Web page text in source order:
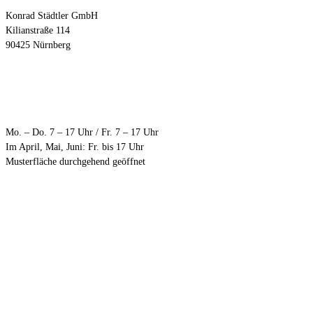
Konrad Städtler GmbH
Kilianstraße 114
90425 Nürnberg
Mo. – Do. 7 – 17 Uhr / Fr. 7 – 17 Uhr
Im April, Mai, Juni: Fr. bis 17 Uhr
Musterfläche durchgehend geöffnet